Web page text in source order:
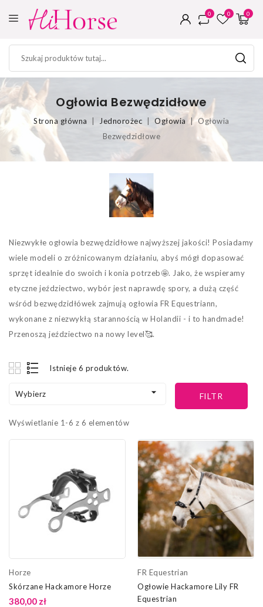
0
0
0
Ogłowia Bezwędzidłowe
Strona główna Jednorożec Ogłowia
Ogłowia
Bezwędzidłowe
Niezwykłe ogłowia bezwędzidłowe najwyższej jakości! Posiadamy
wiele modeli o zróżnicowanym działaniu, abyś mógł dopasować
sprzęt idealnie do swoich i konia potrzeb🤩. Jako, że wspieramy
etyczne jeździectwo, wybór jest naprawdę spory, a dużą część
wśród bezwędzidłówek zajmują ogłowia FR Equestriann,
wykonane z niezwykłą starannością w Holandii - i to handmade!
Przenoszą jeździectwo na nowy level🥰.
Istnieje 6 produktów.
Wybierz  FILTR
Wyświetlanie 1-6 z 6 elementów
Horze
Skórzane Hackamore Horze
380,00 zł
FR Equestrian
Ogłowie Hackamore Lily FR
Equestrian